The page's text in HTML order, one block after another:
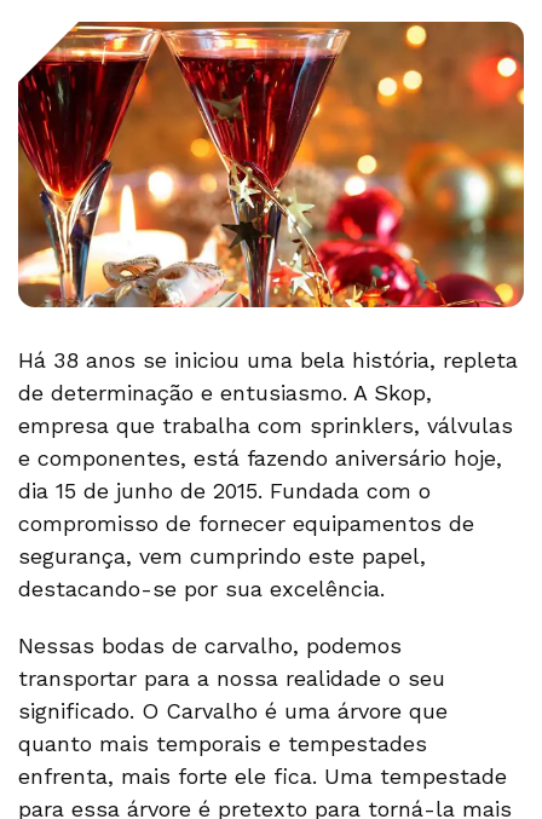
Há 38 anos se iniciou uma bela história, repleta
de determinação e entusiasmo. A Skop,
empresa que trabalha com sprinklers, válvulas
e componentes, está fazendo aniversário hoje,
dia 15 de junho de 2015. Fundada com o
compromisso de fornecer equipamentos de
segurança, vem cumprindo este papel,
destacando-se por sua excelência.
Nessas bodas de carvalho, podemos
transportar para a nossa realidade o seu
significado. O Carvalho é uma árvore que
quanto mais temporais e tempestades
enfrenta, mais forte ele fica. Uma tempestade
para essa árvore é pretexto para torná-la mais